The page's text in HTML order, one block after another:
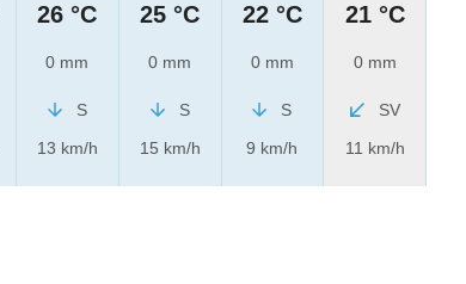
26 °C
0 mm
S
13 km/h
25 °C
0 mm
S
15 km/h
22 °C
0 mm
S
9 km/h
21 °C
0 mm
SV
11 km/h